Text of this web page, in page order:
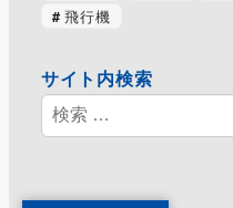
飛行機
サイト内検索
検
索